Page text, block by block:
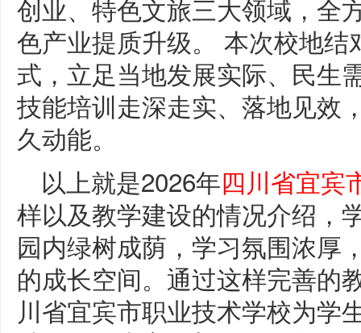
创业、特色文旅三大领域，全
色产业提质升级。 本次校地结
式，立足当地发展实际、民生
技能培训走深走实、落地见效
久动能。
以上就是2026年四川省宜宾
样以及教学建设的情况介绍，
园内绿树成荫，学习氛围浓厚
的成长空间。通过这样完善的
川省宜宾市职业技术学校为学